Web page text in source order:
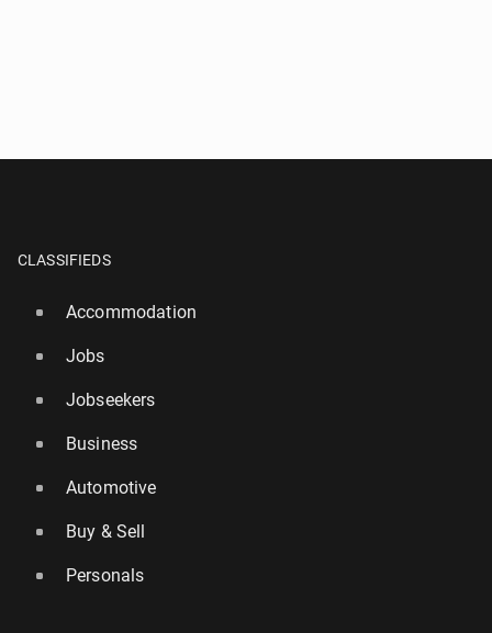
CLASSIFIEDS
Accommodation
Jobs
Jobseekers
Business
Automotive
Buy & Sell
Personals